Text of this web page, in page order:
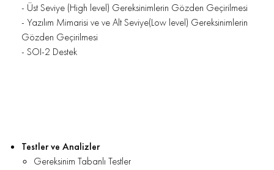
- Üst Seviye (High level) Gereksinimlerin Gözden Geçirilmesi
- Yazılım Mimarisi ve ve Alt Seviye(Low level) Gereksinimlerin
Gözden Geçirilmesi
- SOI-2 Destek
Testler ve Analizler
Gereksinim Tabanlı Testler